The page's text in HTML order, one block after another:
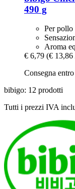
490 g
Per pollo
Aroma
€ 6,79 (€ 13,86
Consegna
bibigo: 12 prodotti
Tutti i prezzi IVA